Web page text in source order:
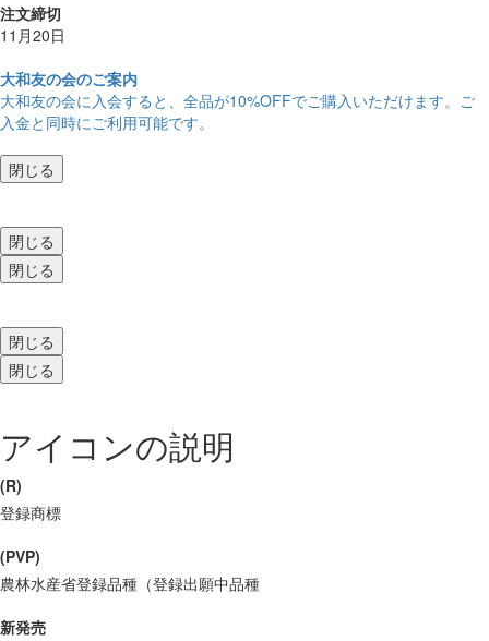
注文締切
11月20日
大和友の会のご案内
大和友の会に入会すると、 全品が10%OFFでご購入いただけます。ご
入金と同時にご利用可能です。
閉じる
閉じる
閉じる
閉じる
閉じる
アイコンの説明
(R)
登録商標
(PVP)
農林水産省登録品種（登録出願中品種
新発売